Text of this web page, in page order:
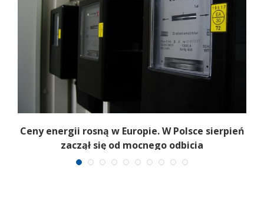
Ceny energii rosną w Europie. W Polsce sierpień
zaczął się od mocnego odbicia